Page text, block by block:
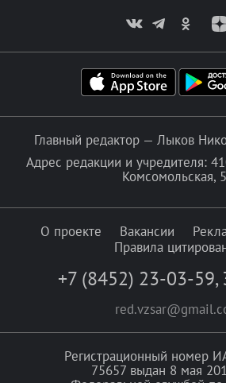
Главный редактор — Лыков
Адрес редакции и учредителя:
Комсомольская,
О проекте Вакансии
Правила
+7 (8452) 23-03-59,
Регистрационный номер
75657 выдан 8 мая